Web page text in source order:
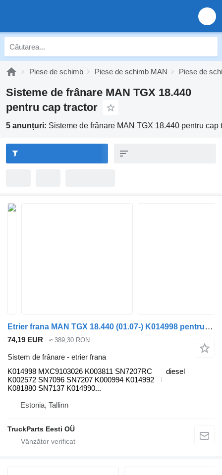
Piese de schimb Piese de schimb MAN Piese de
Sisteme de frânare MAN TGX 18.440
pentru cap tractor
5 anunțuri: Sisteme de frânare MAN TGX 18.440 pentru cap
Etrier frana MAN TGX 18.440 (01.07-) K014998 pentru cap tractor MAN TGL, TGM, TGS, TGX (2005-2021)
74,19 EUR ≈ 389,30 RON
Sistem de frânare - etrier frana
K014998 MXC9103026 K003811 SN7207RC
K002572 SN7096 SN7207 K000994 K014992
K081880 SN7137 K014990...
diesel
Estonia, Tallinn
TruckParts Eesti OÜ